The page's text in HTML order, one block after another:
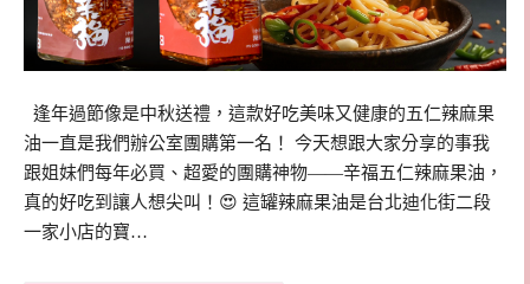
逢年過節像是中秋送禮，這款好吃美味又健康的五仁辣麻果
油一直是我們辦公室團購第一名！ 今天想跟大家分享的事我
跟姐妹們每年必買、超愛的團購神物——辛福五仁辣麻果油，
真的好吃到讓人想尖叫！😍 這罐辣麻果油是台北迪化街二段
一家小店的寶…